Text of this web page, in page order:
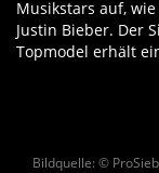
Musikstars auf,
Justin Bieber. Der
Topmodel erhält
Bildquelle: ©